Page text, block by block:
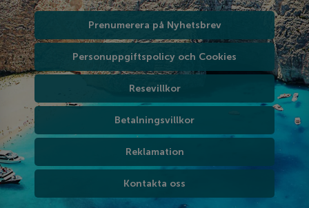
Prenumerera på Nyhetsbrev
Personuppgiftspolicy och Cookies
Resevillkor
Betalningsvillkor
Reklamation
Kontakta oss